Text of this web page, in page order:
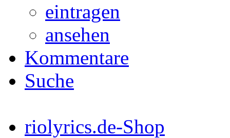
eintragen
ansehen
Kommentare
Suche
riolyrics.de-Shop